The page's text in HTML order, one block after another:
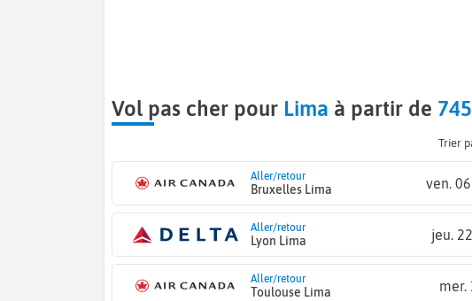
Vol pas cher pour Lima à partir de
Trier
Aller/retour
Bruxelles Lima ven.
Aller/retour
Lyon Lima jeu.
Aller/retour
Toulouse Lima mer.